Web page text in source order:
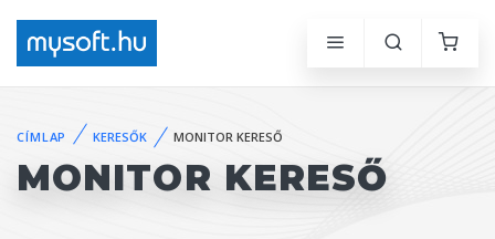
CÍMLAP KERESŐK MONITOR KERESŐ
MONITOR KERESŐ